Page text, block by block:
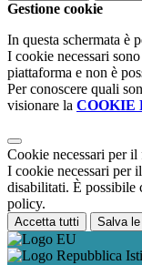
Gestione cookie
In questa schermata è
I cookie necessari
piattaforma e non è
Per conoscere quali
visionare la COOKIE
Cookie necessari per
I cookie necessari per
disabilitati. È possibile
policy.
Accetta tutti Salva